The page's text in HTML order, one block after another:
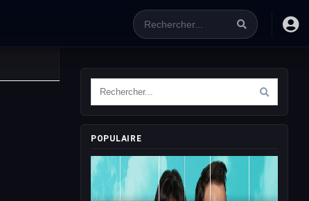
POPULAIRE